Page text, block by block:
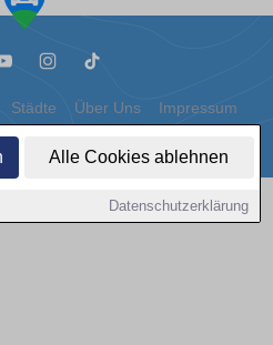
Alle Cookies ablehnen
Datenschutzerklärung
Städte Über Uns Impressum
Cookies
GmbH | Content by: 1a-sites-autos